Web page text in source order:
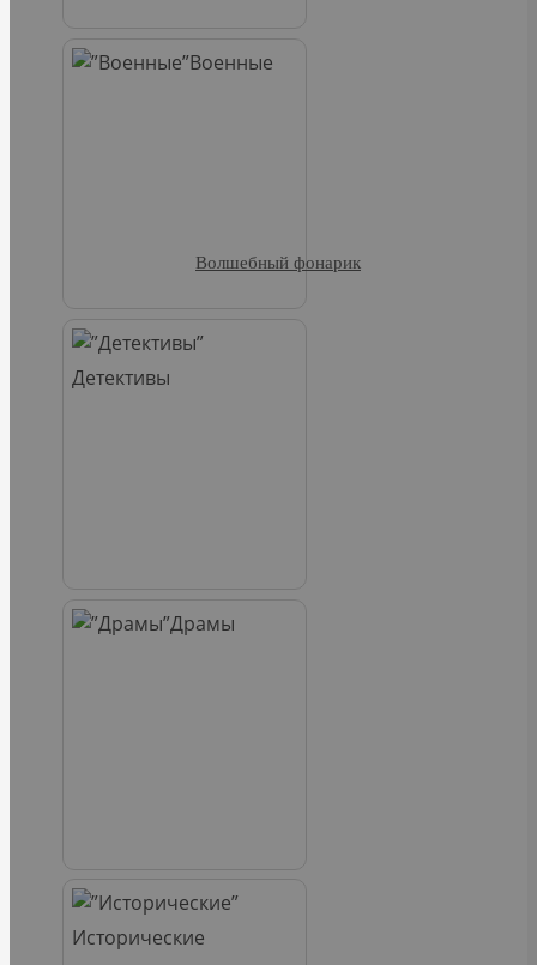
Военные
Детективы
Драмы
Исторические
Волшебный фонарик